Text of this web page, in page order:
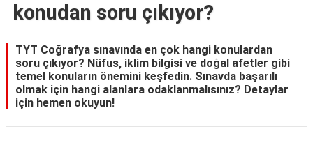
konudan soru çıkıyor?
TYT Coğrafya sınavında en çok hangi konulardan
soru çıkıyor? Nüfus, iklim bilgisi ve doğal afetler gibi
temel konuların önemini keşfedin. Sınavda başarılı
olmak için hangi alanlara odaklanmalısınız? Detaylar
için hemen okuyun!